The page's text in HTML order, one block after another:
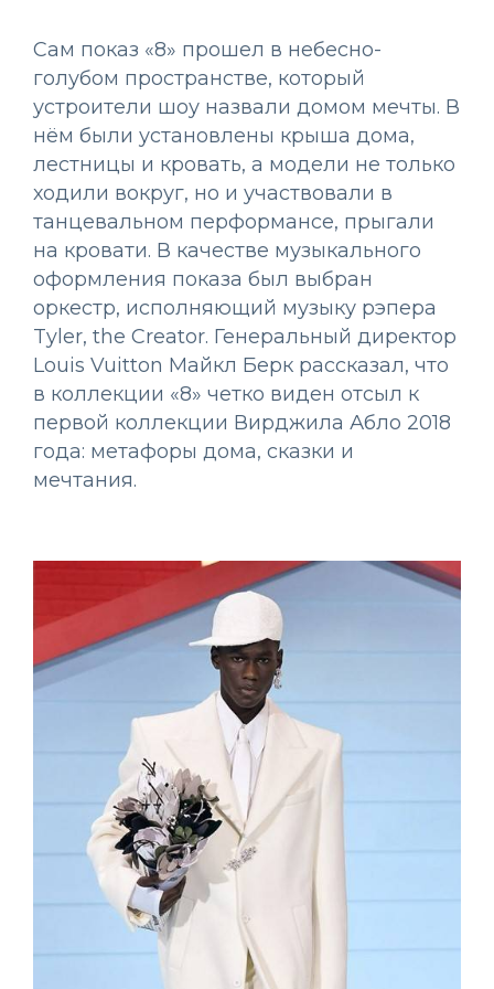
Сам показ «8» прошел в небесно-
голубом пространстве, который
устроители шоу назвали домом мечты. В
нём были установлены крыша дома,
лестницы и кровать, а модели не только
ходили вокруг, но и участвовали в
танцевальном перформансе, прыгали
на кровати. В качестве музыкального
оформления показа был выбран
оркестр, исполняющий музыку рэпера
Tyler, the Creator. Генеральный директор
Louis Vuitton Майкл Берк рассказал, что
в коллекции «8» четко виден отсыл к
первой коллекции Вирджила Абло 2018
года: метафоры дома, сказки и
мечтания.